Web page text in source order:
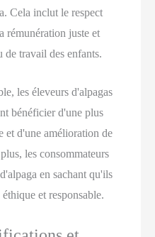
Cela inclut le respect
rémunération juste et
de travail des enfants.
les éleveurs d'alpagas
bénéficier d'une plus
et d'une amélioration de
les consommateurs
en sachant qu'ils
et responsable.